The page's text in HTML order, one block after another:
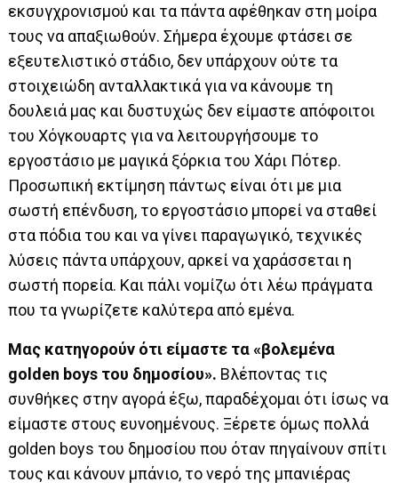
εκσυγχρονισμού και τα πάντα αφέθηκαν στη μοίρα
τους να απαξιωθούν. Σήμερα έχουμε φτάσει σε
εξευτελιστικό στάδιο, δεν υπάρχουν ούτε τα
στοιχειώδη ανταλλακτικά για να κάνουμε τη
δουλειά μας και δυστυχώς δεν είμαστε απόφοιτοι
του Χόγκουαρτς για να λειτουργήσουμε το
εργοστάσιο με μαγικά ξόρκια του Χάρι Πότερ.
Προσωπική εκτίμηση πάντως είναι ότι με μια
σωστή επένδυση, το εργοστάσιο μπορεί να σταθεί
στα πόδια του και να γίνει παραγωγικό, τεχνικές
λύσεις πάντα υπάρχουν, αρκεί να χαράσσεται η
σωστή πορεία. Και πάλι νομίζω ότι λέω πράγματα
που τα γνωρίζετε καλύτερα από εμένα.
Μας κατηγορούν ότι είμαστε τα «βολεμένα
golden boys του δημοσίου». Βλέποντας τις
συνθήκες στην αγορά έξω, παραδέχομαι ότι ίσως να
είμαστε στους ευνοημένους. Ξέρετε όμως πολλά
golden boys του δημοσίου που όταν πηγαίνουν σπίτι
τους και κάνουν μπάνιο, το νερό της μπανιέρας